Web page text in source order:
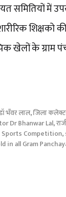
समितियों में
खेलों के
भँवर लाल,जिला
Dr Bhanwar Lal,
Sports Competition,
in all Gram